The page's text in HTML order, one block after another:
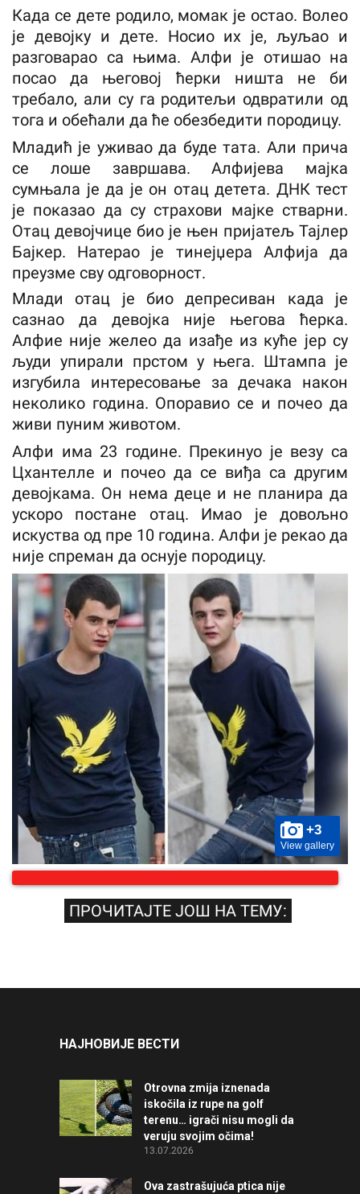
Када се дете родило, момак је остао. Волео
је девојку и дете. Носио их је, љуљао и
разговарао са њима. Алфи је отишао на
посао да његовој ћерки ништа не би
требало, али су га родитељи одвратили од
тога и обећали да ће обезбедити породицу.
Младић је уживао да буде тата. Али прича
се лоше завршава. Алфијева мајка
сумњала је да је он отац детета. ДНК тест
је показао да су страхови мајке стварни.
Отац девојчице био је њен пријатељ Тајлер
Бајкер. Натерао је тинејџера Алфија да
преузме сву одговорност.
Млади отац је био депресиван када је
сазнао да девојка није његова ћерка.
Алфие није желео да изађе из куће јер су
људи упирали прстом у њега. Штампа је
изгубила интересовање за дечака након
неколико година. Опоравио се и почео да
живи пуним животом.
Алфи има 23 године. Прекинуо је везу са
Цхантелле и почео да се виђа са другим
девојкама. Он нема деце и не планира да
ускоро постане отац. Имао је довољно
искуства од пре 10 година. Алфи је рекао да
није спреман да оснује породицу.
+3
View gallery
ПРОЧИТАЈТЕ ЈОШ НА ТЕМУ:
НАЈНОВИЈЕ ВЕСТИ
Otrovna zmija iznenada
iskočila iz rupe na golf
terenu… igrači nisu mogli da
veruju svojim očima!
13.07.2026
Ova zastrašujuća ptica nije